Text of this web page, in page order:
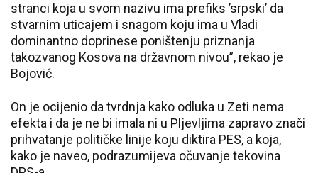
stranci koja u svom nazivu ima prefiks ’srpski’ da
stvarnim uticajem i snagom koju ima u Vladi
dominantno doprinese poništenju priznanja
takozvanog Kosova na državnom nivou”, rekao je
Bojović.
On je ocijenio da tvrdnja kako odluka u Zeti nema
efekta i da je ne bi imala ni u Pljevljima zapravo znači
prihvatanje političke linije koju diktira PES, a koja,
kako je naveo, podrazumijeva očuvanje tekovina